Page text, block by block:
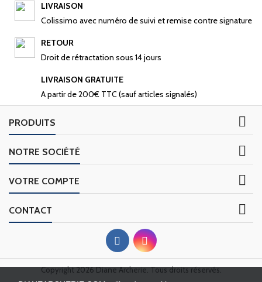
LIVRAISON
Colissimo avec numéro de suivi et remise contre signature
RETOUR
Droit de rétractation sous 14 jours
LIVRAISON GRATUITE
A partir de 200€ TTC (sauf articles signalés)
PRODUITS 
NOTRE SOCIÉTÉ 
VOTRE COMPTE 
CONTACT 
Copyright 2026 Diane Archerie. Tous droits réservés.